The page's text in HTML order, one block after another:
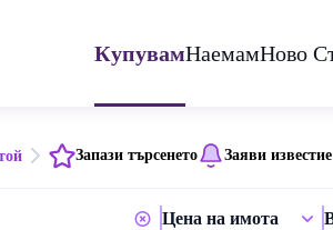
КупувамНаемамНово
Запази търсенето Заяви известие
Цена на имота